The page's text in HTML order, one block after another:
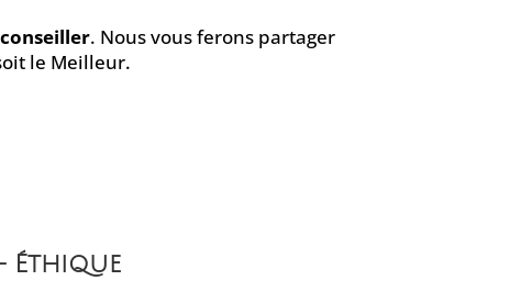
. Nous vous ferons partager
le Meilleur.
Éthique